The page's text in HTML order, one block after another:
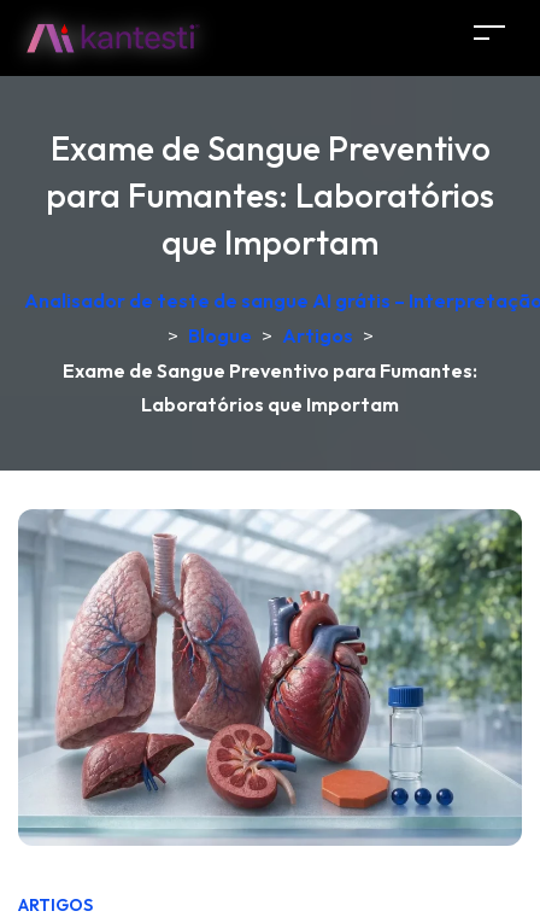
Exame de Sangue Preventivo
para Fumantes: Laboratórios
que Importam
Analisador de teste de sangue AI grátis –
> Blogue > Artigos >
Exame de Sangue Preventivo para Fumantes:
Laboratórios que Importam
ARTIGOS